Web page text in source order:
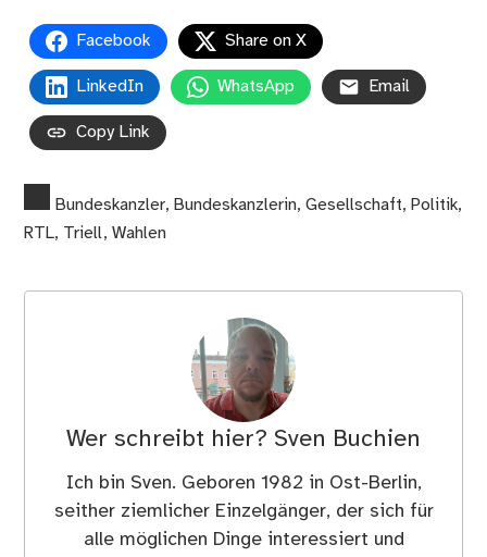
Facebook Share on X
LinkedIn WhatsApp Email
Copy Link
Bundeskanzler, Bundeskanzlerin,Gesellschaft, Politik,
RTL, Triell,Wahlen
Wer schreibt hier? Sven Buchien
Ich bin Sven. Geboren 1982 in Ost-Berlin,
seither ziemlicher Einzelgänger, der sich für
alle möglichen Dinge interessiert und